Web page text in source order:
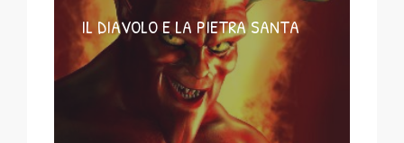
IL DIAVOLO E LA PIETRA SANTA